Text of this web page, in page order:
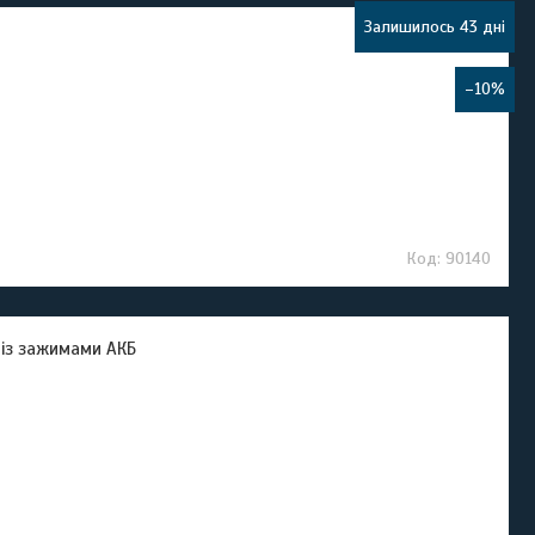
–10%
Залишилось 43 дні
90140
зажимами АКБ